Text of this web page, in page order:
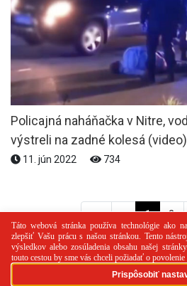
Policajná naháňačka v Nitre,
výstreli na zadné kolesá (video)
11. jún 2022 734
<< < 1 2